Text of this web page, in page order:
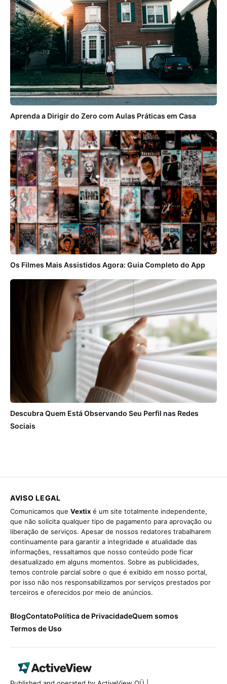
Aprenda a Dirigir do Zero com Aulas Práticas em Casa
Os Filmes Mais Assistidos Agora: Guia Completo do App
Descubra Quem Está Observando Seu Perfil nas Redes
Sociais
AVISO LEGAL
Comunicamos que Vextix é um site totalmente independente,
que não solicita qualquer tipo de pagamento para aprovação ou
liberação de serviços. Apesar de nossos redatores trabalharem
continuamente para garantir a integridade e atualidade das
informações, ressaltamos que nosso conteúdo pode ficar
desatualizado em alguns momentos. Sobre as publicidades,
temos controle parcial sobre o que é exibido em nosso portal,
por isso não nos responsabilizamos por serviços prestados por
terceiros e oferecidos por meio de anúncios.
BlogContatoPolítica de PrivacidadeQuem somos
Termos de Uso